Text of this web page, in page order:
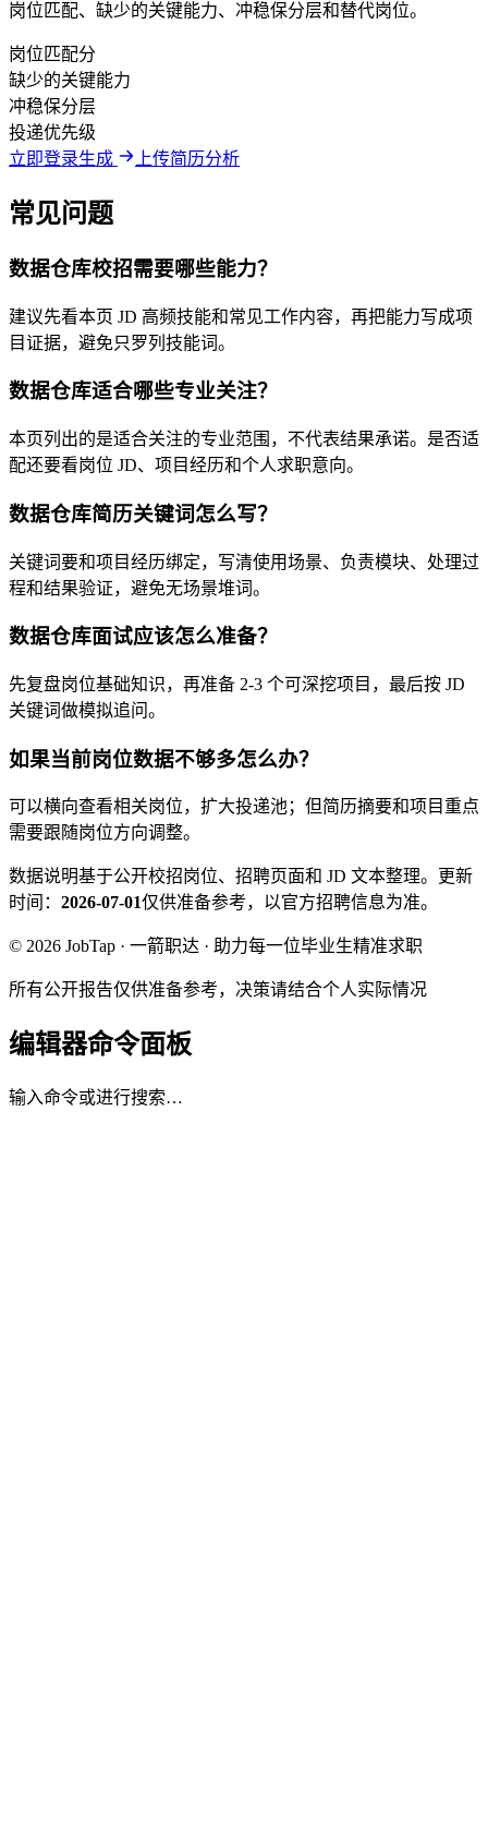
岗位匹配、缺少的关键能力、冲稳保分层和替代岗位。
岗位匹配分
缺少的关键能力
冲稳保分层
投递优先级
立即登录生成
上传简历分析
常见问题
数据仓库校招需要哪些能力？
建议先看本页 JD 高频技能和常见工作内容，再把能力写成项
目证据，避免只罗列技能词。
数据仓库适合哪些专业关注？
本页列出的是适合关注的专业范围，不代表结果承诺。是否适
配还要看岗位 JD、项目经历和个人求职意向。
数据仓库简历关键词怎么写？
关键词要和项目经历绑定，写清使用场景、负责模块、处理过
程和结果验证，避免无场景堆词。
数据仓库面试应该怎么准备？
先复盘岗位基础知识，再准备 2-3 个可深挖项目，最后按 JD
关键词做模拟追问。
如果当前岗位数据不够多怎么办？
可以横向查看相关岗位，扩大投递池；但简历摘要和项目重点
需要跟随岗位方向调整。
数据说明基于公开校招岗位、招聘页面和 JD 文本整理。
更新
时间： 2026-07-01仅供准备参考，以官方招聘信息为准。
© 2026 JobTap · 一箭职达 · 助力每一位毕业生精准求职
所有公开报告仅供准备参考，决策请结合个人实际情况
编辑器命令面板
输入命令或进行搜索…